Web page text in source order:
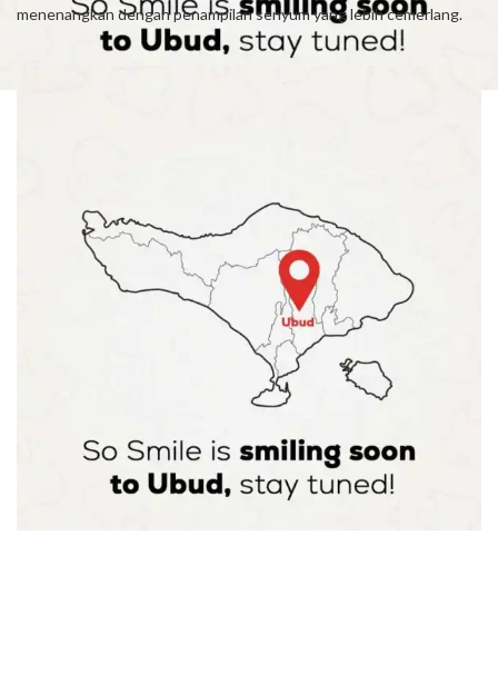
menenangkan dengan penampilan senyum yang lebih cemerlang.